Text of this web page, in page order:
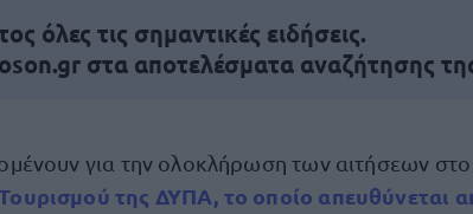
όλες τις σημαντικές ειδήσεις.
στα αποτελέσματα αναζήτησης
για την ολοκλήρωση των αιτήσεων στο
της ΔΥΠΑ, το οποίο απευθύνεται